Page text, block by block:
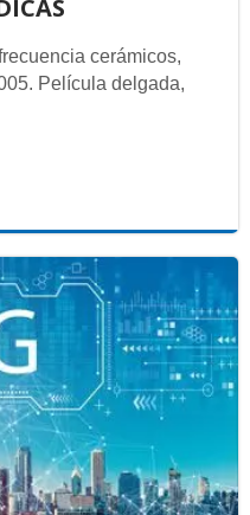
cerámicos,
Película delgada,